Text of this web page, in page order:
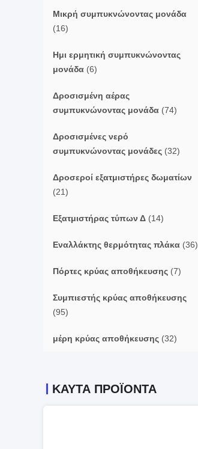
Μικρή συμπυκνώνοντας μονάδα
(16)
Ημι ερμητική συμπυκνώνοντας
μονάδα (6)
Δροσισμένη αέρας
συμπυκνώνοντας μονάδα (74)
Δροσισμένες νερό
συμπυκνώνοντας μονάδες (32)
Δροσεροί εξατμιστήρες δωματίων
(21)
Εξατμιστήρας τύπων Δ (14)
Εναλλάκτης θερμότητας πλάκα (36)
Πόρτες κρύας αποθήκευσης (7)
Συμπιεστής κρύας αποθήκευσης
(95)
μέρη κρύας αποθήκευσης (32)
ΚΑΥΤΆ ΠΡΟΪΌΝΤΑ